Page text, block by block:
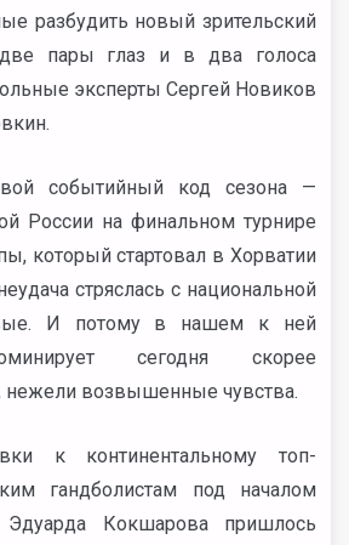
разбудить новый зрительский
пары глаз и в два голоса
эксперты Сергей Новиков
событийный код сезона —
России на финальном турнире
который стартовал в Хорватии
стряслась с национальной
И потому в нашем к ней
сегодня скорее
нежели возвышенные чувства.
к континентальному топ-
гандболистам под началом
Эдуарда Кокшарова пришлось